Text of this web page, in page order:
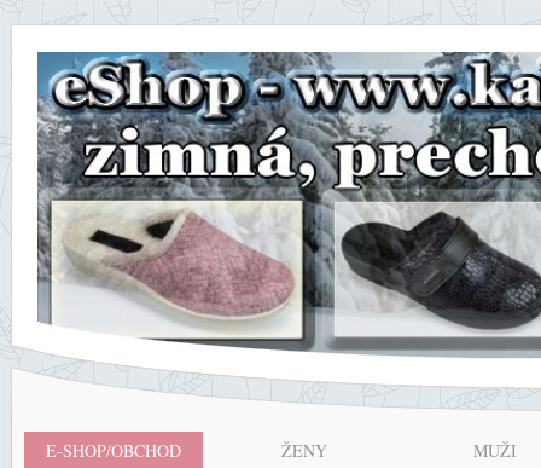
E-SHOP/OBCHOD ŽENY MUŽI